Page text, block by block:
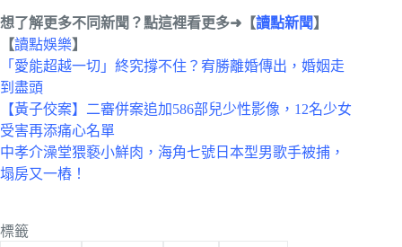
想了解更多不同新聞？點這裡看更多➜ 【讀點新聞 】
【讀點娛樂】
「愛能超越一切」終究撐不住？宥勝離婚傳出，婚姻走
到盡頭
【黃子佼案】二審併案追加586部兒少性影像，12名少女
受害再添痛心名單
中孝介澡堂猥褻小鮮肉，海角七號日本型男歌手被捕，
塌房又一樁！
標籤